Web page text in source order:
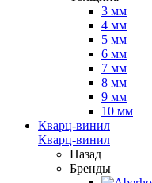
3 мм
4 мм
5 мм
6 мм
7 мм
8 мм
9 мм
10 мм
Кварц-винил
Кварц-винил
Назад
Бренды